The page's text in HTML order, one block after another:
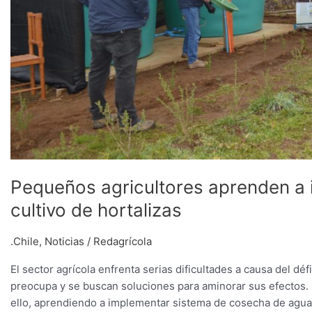
Pequeños agricultores aprenden
cultivo de hortalizas
.Chile, Noticias / Redagrícola
El sector agrícola enfrenta serias dificultades a causa del
preocupa y se buscan soluciones para aminorar sus
ello, aprendiendo a implementar sistema de cosecha de